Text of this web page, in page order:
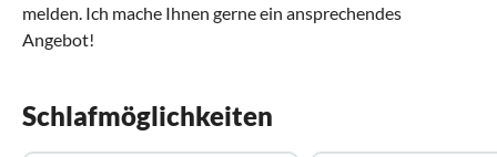
melden. Ich mache Ihnen gerne ein ansprechendes
Angebot!
Schlafmöglichkeiten